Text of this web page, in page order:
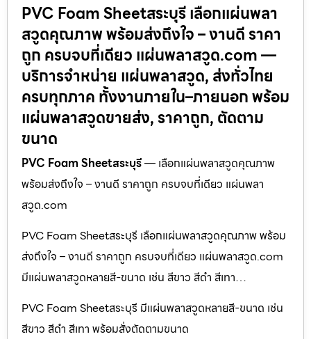
PVC Foam Sheetสระบุรี เลือกแผ่นพลา
สวูดคุณภาพ พร้อมส่งถึงใจ – งานดี ราคา
ถูก ครบจบที่เดียว แผ่นพลาสวูด.com —
บริการจำหน่าย แผ่นพลาสวูด, ส่งทั่วไทย
ครบทุกภาค ทั้งงานภายใน–ภายนอก พร้อม
แผ่นพลาสวูดขายส่ง, ราคาถูก, ตัดตาม
ขนาด
PVC Foam Sheetสระบุรี— เลือกแผ่นพลาสวูดคุณภาพ
พร้อมส่งถึงใจ – งานดี ราคาถูก ครบจบที่เดียว แผ่นพลา
สวูด.com
PVC Foam Sheetสระบุรี เลือกแผ่นพลาสวูดคุณภาพ พร้อม
ส่งถึงใจ – งานดี ราคาถูก ครบจบที่เดียว แผ่นพลาสวูด.com
มีแผ่นพลาสวูดหลายสี-ขนาด เช่น สีขาว สีดำ สีเทา…
PVC Foam Sheetสระบุรี มีแผ่นพลาสวูดหลายสี-ขนาด เช่น
สีขาว สีดำ สีเทา พร้อมสั่งตัดตามขนาด